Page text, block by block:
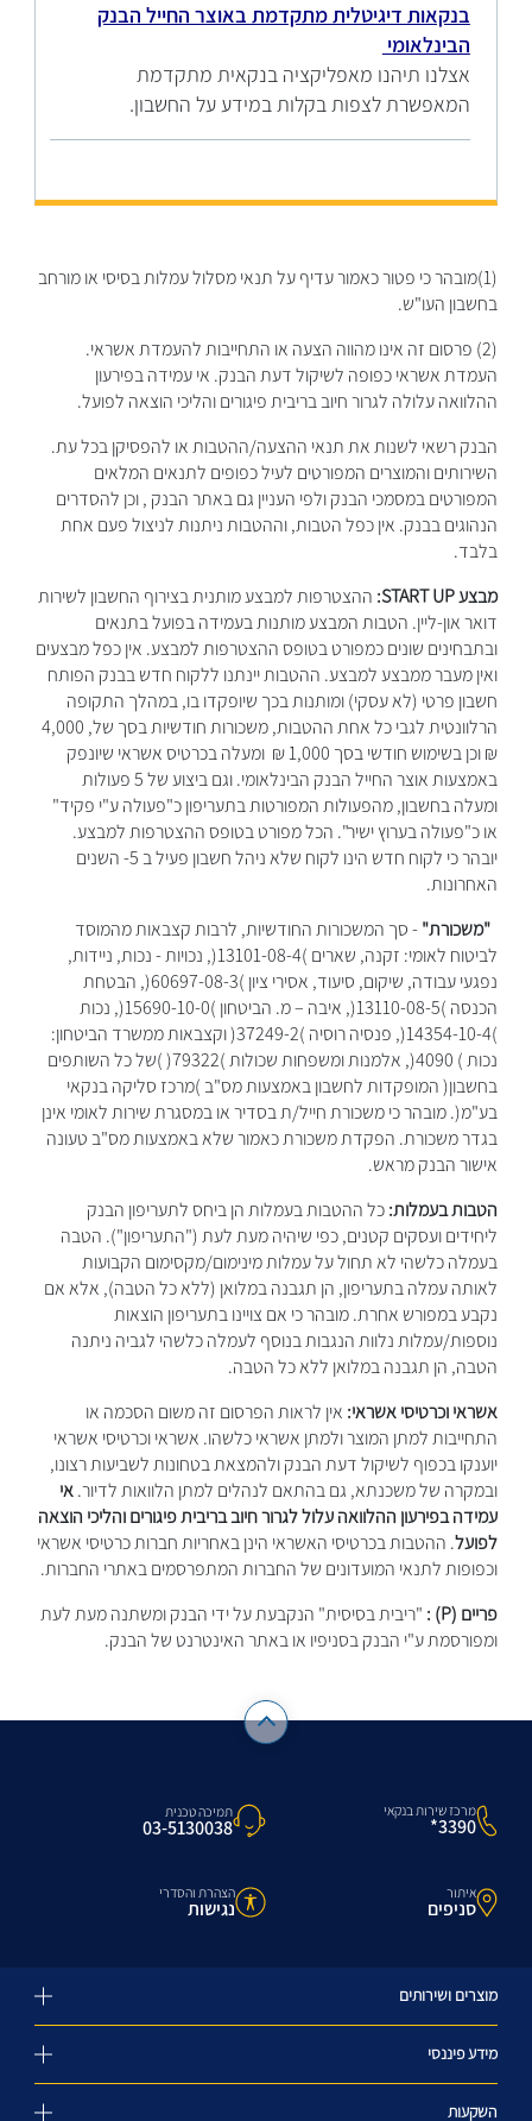
בנקאות דיגיטלית מתקדמת באוצר החייל הבנק
הבינלאומי
אצלנו תיהנו מאפליקציה בנקאית מתקדמת
המאפשרת לצפות בקלות במידע על החשבון.
(1)מובהר כי פטור כאמור עדיף על תנאי מסלול עמלות בסיסי או מורחב
בחשבון העו"ש.
(2) פרסום זה אינו מהווה הצעה או התחייבות להעמדת אשראי.
העמדת אשראי כפופה לשיקול דעת הבנק. אי עמידה בפירעון
ההלוואה עלולה לגרור חיוב בריבית פיגורים והליכי הוצאה לפועל.
הבנק רשאי לשנות את תנאי ההצעה/ההטבות או להפסיקן בכל עת.
השירותים והמוצרים המפורטים לעיל כפופים לתנאים המלאים
המפורטים במסמכי הבנק ולפי העניין גם באתר הבנק , וכן להסדרים
הנהוגים בבנק. אין כפל הטבות, וההטבות ניתנות לניצול פעם אחת
בלבד.
מבצע START UP:
ההצטרפות למבצע מותנית בצירוף החשבון לשירות
דואר און-ליין. הטבות המבצע מותנות בעמידה בפועל בתנאים
ובתבחינים שונים כמפורט בטופס ההצטרפות למבצע. אין כפל מבצעים
ואין מעבר ממבצע למבצע. ההטבות יינתנו ללקוח חדש בבנק הפותח
חשבון פרטי (לא עסקי) ומותנות בכך שיופקדו בו, במהלך התקופה
הרלוונטית לגבי כל אחת ההטבות, משכורות חודשיות בסך של, 4,000
₪ וכן בשימוש חודשי בסך 1,000 ₪ ומעלה בכרטיס אשראי שיונפק
באמצעות אוצר החייל הבנק הבינלאומי. וגם ביצוע של 5 פעולות
ומעלה בחשבון, מהפעולות המפורטות בתעריפון כ"פעולה ע"י פקיד"
או כ"פעולה בערוץ ישיר". הכל מפורט בטופס ההצטרפות למבצע.
יובהר כי לקוח חדש הינו לקוח שלא ניהל חשבון פעיל ב 5- השנים
האחרונות.
"משכורת" - סך המשכורות החודשיות, לרבות קצבאות מהמוסד
לביטוח לאומי: זקנה, שארים )13101-08-4(, נכויות - נכות, ניידות,
נפגעי עבודה, שיקום, סיעוד, אסירי ציון )60697-08-3(, הבטחת
הכנסה )13110-08-5(, איבה – מ. הביטחון )15690-10-0(, נכות
)14354-10-4(, פנסיה רוסיה )37249-2( וקצבאות ממשרד הביטחון:
נכות ) 4090(, אלמנות ומשפחות שכולות )79322( )של כל השותפים
בחשבון( המופקדות לחשבון באמצעות מס"ב )מרכז סליקה בנקאי
בע"מ(. מובהר כי משכורת חייל/ת בסדיר או במסגרת שירות לאומי אינן
בגדר משכורת. הפקדת משכורת כאמור שלא באמצעות מס"ב טעונה
אישור הבנק מראש.
הטבות בעמלות: כל ההטבות בעמלות הן ביחס לתעריפון הבנק
ליחידים ועסקים קטנים, כפי שיהיה מעת לעת ("התעריפון"). הטבה
בעמלה כלשהי לא תחול על עמלות מינימום/מקסימום הקבועות
לאותה עמלה בתעריפון, הן תגבנה במלואן (ללא כל הטבה), אלא אם
נקבע במפורש אחרת. מובהר כי אם צויינו בתעריפון הוצאות
נוספות/עמלות נלוות הנגבות בנוסף לעמלה כלשהי לגביה ניתנה
הטבה, הן תגבנה במלואן ללא כל הטבה.
אשראי וכרטיסי אשראי: אין לראות הפרסום זה משום הסכמה או
התחייבות למתן המוצר ולמתן אשראי כלשהו. אשראי וכרטיסי אשראי
יוענקו בכפוף לשיקול דעת הבנק ולהמצאת בטחונות לשביעות רצונו,
ובמקרה של משכנתא, גם בהתאם לנהלים למתן הלוואות לדיור.אי
עמידה בפירעון ההלוואה עלול לגרור חיוב בריבית פיגורים והליכי הוצאה
לפועל. ההטבות בכרטיסי האשראי הינן באחריות חברות כרטיסי אשראי
וכפופות לתנאי המועדונים של החברות המתפרסמים באתרי החברות.
פריים (P) :
"ריבית בסיסית" הנקבעת על ידי הבנק ומשתנה מעת לעת
ומפורסמת ע"י הבנק בסניפיו או באתר האינטרנט של הבנק.
מרכז שירות בנקאי
3390*
תמיכה טכנית
03-5130038
איתור
סניפים
הצהרת והסדרי
נגישות
מוצרים ושירותים
מידע פיננסי
השקעות